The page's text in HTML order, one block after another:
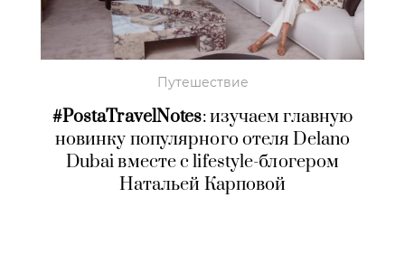
Путешествие
#PostaTravelNotes: изучаем главную
новинку популярного отеля Delano
Dubai вместе с lifestyle-блогером
Натальей Карповой